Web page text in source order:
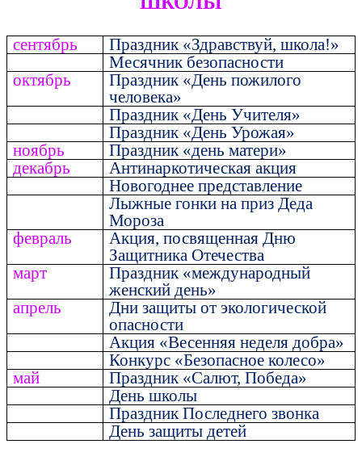
сентябрь
Праздник «Здравствуй, школа!»
Месячник безопасности
октябрь
Праздник «День пожилого
человека»
Праздник «День Учителя»
Праздник «День Урожая»
ноябрь
Праздник «день матери»
декабрь
Антинаркотическая акция
Новогоднее представление
Лыжные гонки на приз Деда
Мороза
февраль
Акция, посвященная Дню
Защитника Отечества
март
Праздник «международный
женский день»
апрель
Дни защиты от экологической
опасности
Акция «Весенняя неделя добра»
Конкурс «Безопасное колесо»
май
Праздник «Салют, Победа»
День школы
Праздник Последнего звонка
День защиты детей